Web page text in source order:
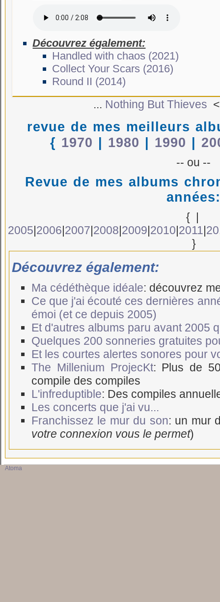
Découvrez également:
Handled with chaos (2021)
Collect Your Scars (2016)
Round II (2014)
... Nothing But Thieves
revue de mes meilleurs
{ 1970 1980 1990
-- ou --
Revue de mes albums
{
2005 2006 2007 2008 2009 2010 2011
}
Découvrez également:
Ma cédéthèque idéale: découvrez
Ce que j'ai écouté ces dernières
émoi (et ce depuis 2005)
Et d'autres albums paru avant 2005
Quelques 200 sonneries gratuites
Et les courtes alertes sonores pour
The Millenium ProjecKt: Plus de
compile des compiles
L'infreduptible: Des compiles
Les concerts que j'ai vu...
Franchissez le mur du son: un mur
votre connexion vous le permet)
Atoma